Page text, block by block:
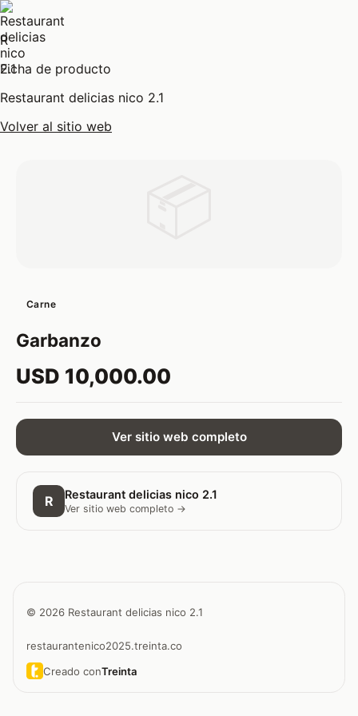
R
Ficha de producto
Restaurant delicias nico 2.1
Volver al sitio web
Carne
Garbanzo
USD 10,000.00
Ver sitio web completo
R Restaurant delicias nico 2.1
Ver sitio web completo →
© 2026 Restaurant delicias nico 2.1
restaurantenico2025.treinta.co
Creado conTreinta